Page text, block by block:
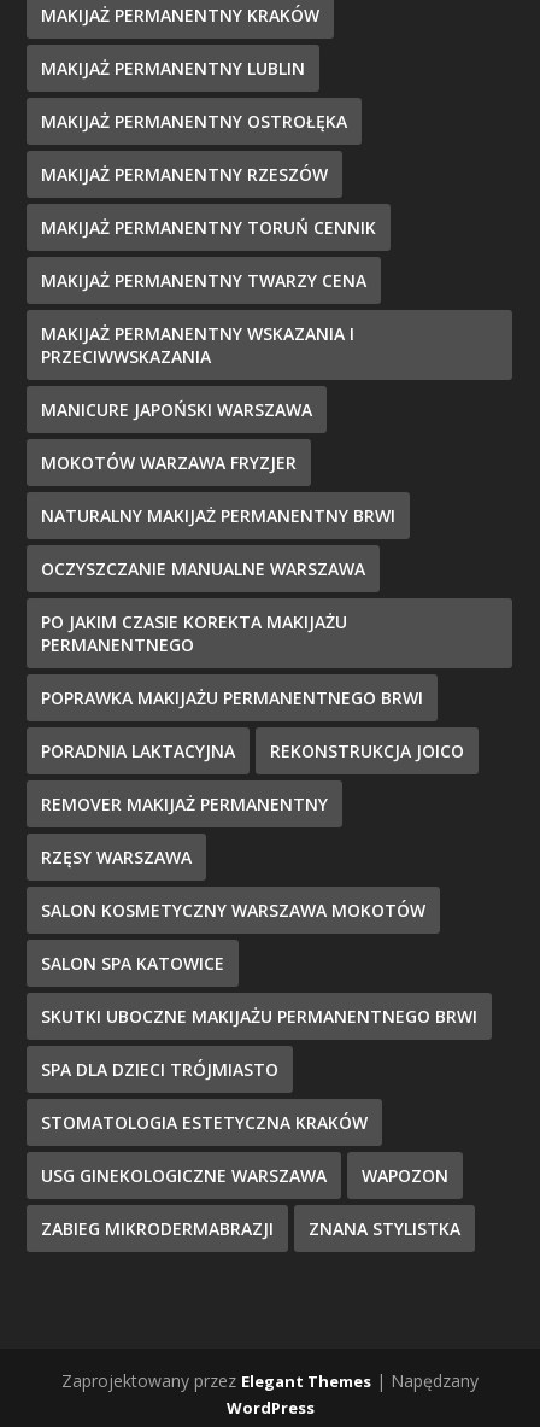
MAKIJAŻ PERMANENTNY KRAKÓW
MAKIJAŻ PERMANENTNY LUBLIN
MAKIJAŻ PERMANENTNY OSTROŁĘKA
MAKIJAŻ PERMANENTNY RZESZÓW
MAKIJAŻ PERMANENTNY TORUŃ CENNIK
MAKIJAŻ PERMANENTNY TWARZY CENA
MAKIJAŻ PERMANENTNY WSKAZANIA I
PRZECIWWSKAZANIA
MANICURE JAPOŃSKI WARSZAWA
MOKOTÓW WARZAWA FRYZJER
NATURALNY MAKIJAŻ PERMANENTNY BRWI
OCZYSZCZANIE MANUALNE WARSZAWA
PO JAKIM CZASIE KOREKTA MAKIJAŻU
PERMANENTNEGO
POPRAWKA MAKIJAŻU PERMANENTNEGO BRWI
PORADNIA LAKTACYJNA REKONSTRUKCJA JOICO
REMOVER MAKIJAŻ PERMANENTNY
RZĘSY WARSZAWA
SALON KOSMETYCZNY WARSZAWA MOKOTÓW
SALON SPA KATOWICE
SKUTKI UBOCZNE MAKIJAŻU PERMANENTNEGO BRWI
SPA DLA DZIECI TRÓJMIASTO
STOMATOLOGIA ESTETYCZNA KRAKÓW
USG GINEKOLOGICZNE WARSZAWA WAPOZON
ZABIEG MIKRODERMABRAZJI ZNANA STYLISTKA
Zaprojektowany przez Elegant Themes | Napędzany
WordPress